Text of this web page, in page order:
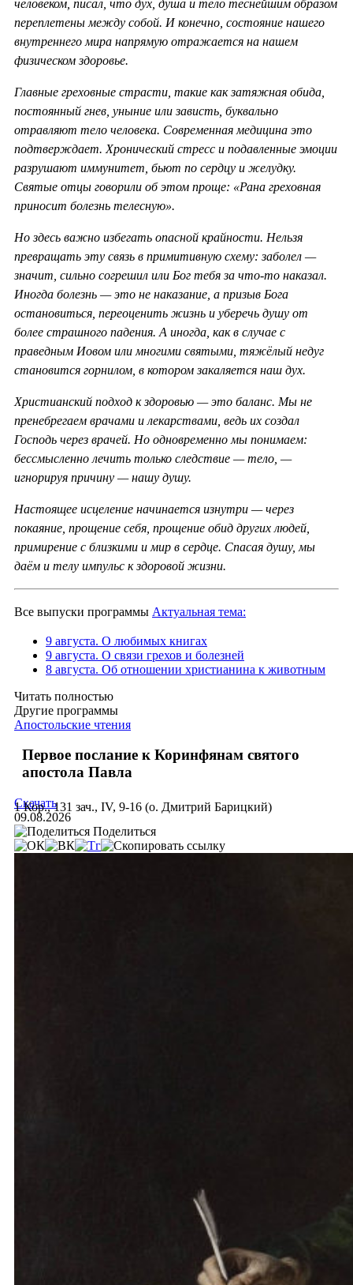
человеком, писал, что дух, душа и тело теснейшим образом
переплетены между собой. И конечно, состояние нашего
внутреннего мира напрямую отражается на нашем
физическом здоровье.
Главные греховные страсти, такие как затяжная обида,
постоянный гнев, уныние или зависть, буквально
отравляют тело человека. Современная медицина это
подтверждает. Хронический стресс и подавленные эмоции
разрушают иммунитет, бьют по сердцу и желудку.
Святые отцы говорили об этом проще: «Рана греховная
приносит болезнь телесную».
Но здесь важно избегать опасной крайности. Нельзя
превращать эту связь в примитивную схему: заболел —
значит, сильно согрешил или Бог тебя за что-то наказал.
Иногда болезнь — это не наказание, а призыв Бога
остановиться, переоценить жизнь и уберечь душу от
более страшного падения. А иногда, как в случае с
праведным Иовом или многими святыми, тяжёлый недуг
становится горнилом, в котором закаляется наш дух.
Христианский подход к здоровью — это баланс. Мы не
пренебрегаем врачами и лекарствами, ведь их создал
Господь через врачей. Но одновременно мы понимаем:
бессмысленно лечить только следствие — тело, —
игнорируя причину — нашу душу.
Настоящее исцеление начинается изнутри — через
покаяние, прощение себя, прощение обид других людей,
примирение с близкими и мир в сердце. Спасая душу, мы
даём и телу импульс к здоровой жизни.
Все выпуски программы Актуальная тема:
9 августа. О любимых книгах
9 августа. О связи грехов и болезней
8 августа. Об отношении христианина к животным
Читать полностью
Другие программы
Апостольские чтения
Первое послание к Коринфянам святого
апостола Павла
1 Кор., 131 зач., IV, 9-16 (о. Дмитрий Барицкий)
Скачать
09.08.2026
Поделиться